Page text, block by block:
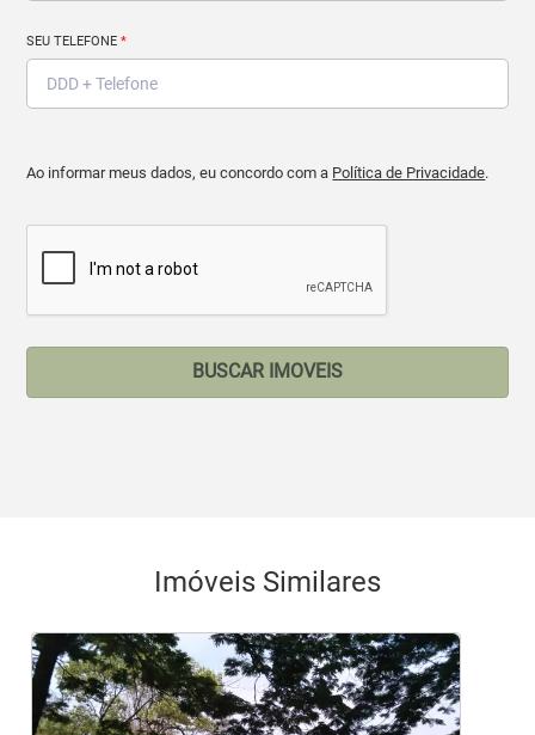
SEU TELEFONE*
Ao informar meus dados, eu concordo com a Política de Privacidade.
BUSCAR IMOVEIS
Imóveis Similares